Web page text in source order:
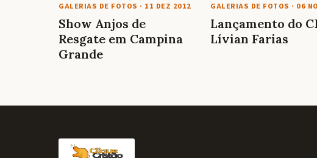
GALERIAS DE FOTOS · 11 DEZ 2012
Show Anjos de
Resgate em Campina
Grande
GALERIAS DE FOTOS · 06
Lançamento do
Lívian Farias